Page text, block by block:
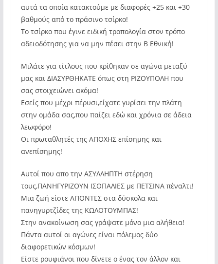
αυτά τα οποία κατακτούμε με διαφορές +25 και +30
βαθμούς από το πράσινο τσίρκο!
Το τσίρκο που έγινε ειδική τροπολογία στον τρόπο
αδειοδότησης για να μην πέσει στην Β Εθνική!
Μιλάτε για τίτλους που κρίθηκαν σε αγώνα μεταξύ
μας και ΔΙΑΣΥΡΘΗΚΑΤΕ όπως στη ΡΙΖΟΥΠΟΛΗ που
σας στοιχειώνει ακόμα!
Εσείς που μέχρι πέρυσι,είχατε γυρίσει την πλάτη
στην ομάδα σας,που παίζει εδώ και χρόνια σε άδεια
λεωφόρο!
Οι πρωταθλητές της ΑΠΟΧΗΣ επίσημης και
ανεπίσημης!
Αυτοί που απο την ΑΣΥΛΛΗΠΤΗ στέρηση
τους,ΠΑΝΗΓΥΡΙΖΟΥΝ ΙΣΟΠΑΛΙΕΣ με ΠΕΤΣΙΝΑ πέναλτι!
Μια ζωή είστε ΑΠΟΝΤΕΣ στα δύσκολα και
πανηγυρτζίδες της ΚΩΛΟΤΟΥΜΠΑΣ!
Στην ανακοίνωση σας γράψατε μόνο μια αλήθεια!
Πάντα αυτοί οι αγώνες είναι πόλεμος δύο
διαφορετικών κόσμων!
Είστε ρουφιάνοι που δίνετε ο ένας τον άλλον και